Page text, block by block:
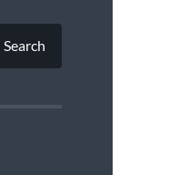
Search